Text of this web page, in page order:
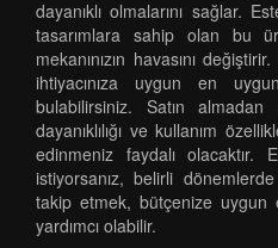
dayanıklı olmalarını sağlar.
tasarımlara sahip olan bu
mekanınızın havasını
ihtiyacınıza uygun en
bulabilirsiniz. Satın
dayanıklılığı ve kullanım
edinmeniz faydalı
istiyorsanız, belirli
takip etmek, bütçenize uygun
yardımcı olabilir.